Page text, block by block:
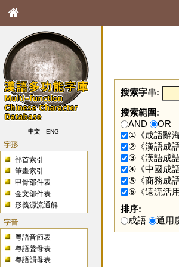
中文 ENG
字形
部首索引
筆畫索引
甲骨部件表
金文部件表
形義源流通解
字音
粵語音節表
粵語聲母表
粵語韻母表
搜索字串:
搜索範圍:
AND
OR
①《成語辭海
②《漢語成
③《漢語成
④《中國成
⑤《商務成
⑥《遠流活
排序:
成語
通用